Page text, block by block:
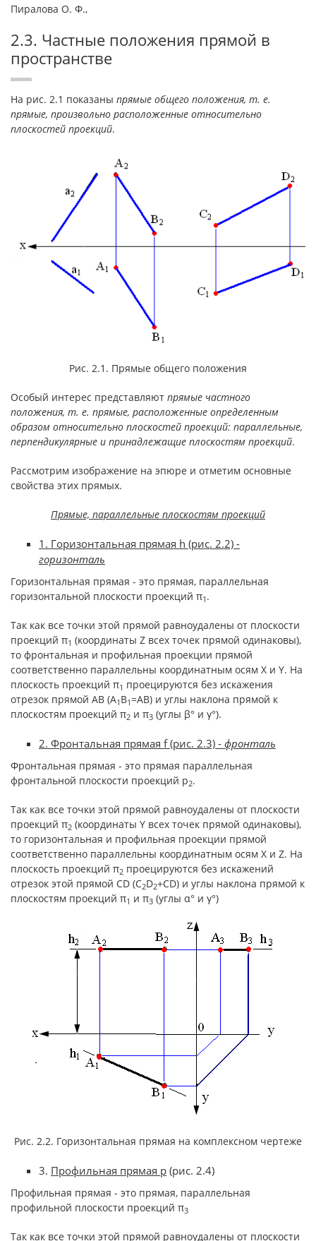
Пиралова О. Ф.,
2.3. Частные положения прямой в
пространстве
На рис. 2.1 показаны прямые общего положения, т. е.
прямые, произвольно расположенные относительно
плоскостей проекций.
Рис. 2.1. Прямые общего положения
Особый интерес представляют прямые частного
положения, т. е. прямые, расположенные определенным
образом относительно плоскостей проекций: параллельные,
перпендикулярные и принадлежащие плоскостям проекций.
Рассмотрим изображение на эпюре и отметим основные
свойства этих прямых.
Прямые, параллельные плоскостям проекций
1. Горизонтальная прямая h (рис. 2.2) -
горизонталь
Горизонтальная прямая - это прямая, параллельная
горизонтальной плоскости проекций π1 .
Так как все точки этой прямой равноудалены от плоскости
проекций π1 (координаты Z всех точек прямой одинаковы),
то фронтальная и профильная проекции прямой
соответственно параллельны координатным осям Х и Y. На
плоскость проекций π1 проецируются без искажения
отрезок прямой АВ (А1 В1=АВ) и углы наклона прямой к
плоскостям проекций π2 и π3 (углы β° и γ°).
2. Фронтальная прямая f (рис. 2.3) - фронталь
Фронтальная прямая - это прямая параллельная
фронтальной плоскости проекций p2.
Так как все точки этой прямой равноудалены от плоскости
проекций π2 (координаты Y всех точек прямой одинаковы),
то горизонтальная и профильная проекции прямой
соответственно параллельны координатным осям Х и Z. На
плоскость проекций π2 проецируются без искажений
отрезок этой прямой CD (C2D2+CD) и углы наклона прямой к
плоскостям проекций π1 и π3 (углы α° и γ°)
Рис. 2.2. Горизонтальная прямая на комплексном чертеже
3. Профильная прямая p (рис. 2.4)
Профильная прямая - это прямая, параллельная
профильной плоскости проекций π3
Так как все точки этой прямой равноудалены от плоскости